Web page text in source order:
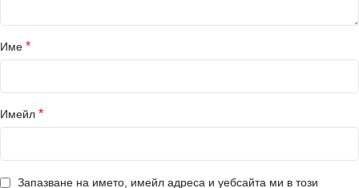
Име *
Имейл *
Запазване на името, имейл адреса и уебсайта ми в този